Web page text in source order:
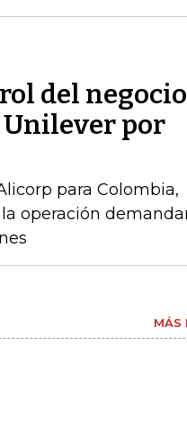
del
Unilever por
para Colombia,
operación
MÁS